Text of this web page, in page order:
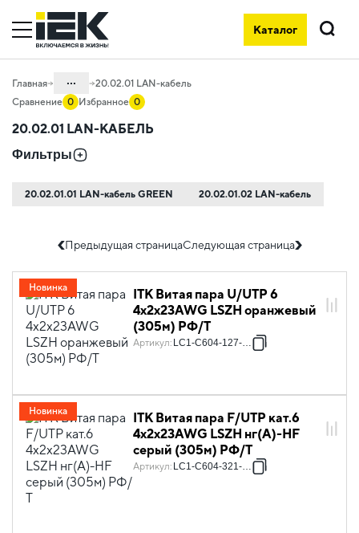
Каталог
Поиск
Главная ...
Каталог
20. Оборудование
телекоммуникационное
20.02.01 LAN-кабель
Сравнение 0 Избранное 0
20.02.01 LAN-КАБЕЛЬ
Фильтры
20.02.01.01 LAN-кабель GREEN 20.02.01.02 LAN-кабель
Предыдущая страницаСледующая страница
ITK Витая пара U/UTP 6
4х2х23AWG LSZH оранжевый
(305м) РФ/Т
Артикул: LC1-C604-127-T-R
Новинка
ITK Витая пара F/UTP кат.6
4х2х23AWG LSZH нг(А)-HF
серый (305м) РФ/Т
Артикул: LC1-C604-321-T-R
Новинка